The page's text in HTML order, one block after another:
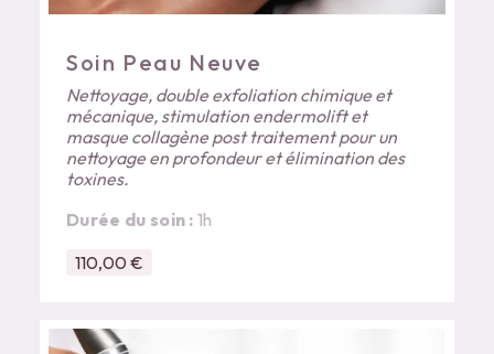
Soin Peau Neuve
Nettoyage, double exfoliation chimique et
mécanique, stimulation endermolift et
masque collagène post traitement pour un
nettoyage en profondeur et élimination des
toxines.
Durée du soin :1h
110,00 €